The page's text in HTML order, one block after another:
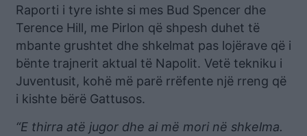
Raporti i tyre ishte si mes Bud Spencer dhe
Terence Hill, me Pirlon që shpesh duhet të
mbante grushtet dhe shkelmat pas lojërave që i
bënte trajnerit aktual të Napolit. Vetë tekniku i
Juventusit, kohë më parë rrëfente një rreng që
i kishte bërë Gattusos.
“E thirra atë jugor dhe ai më mori në shkelma.